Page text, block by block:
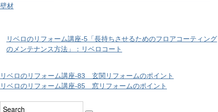
リベロのリフォーム講座-5「長持ちさせるためのフロアコーティング
のメンテナンス方法」：リベロコート
リベロのリフォーム講座-83 玄関リフォームのポイント
リベロのリフォーム講座-85 窓リフォームのポイント